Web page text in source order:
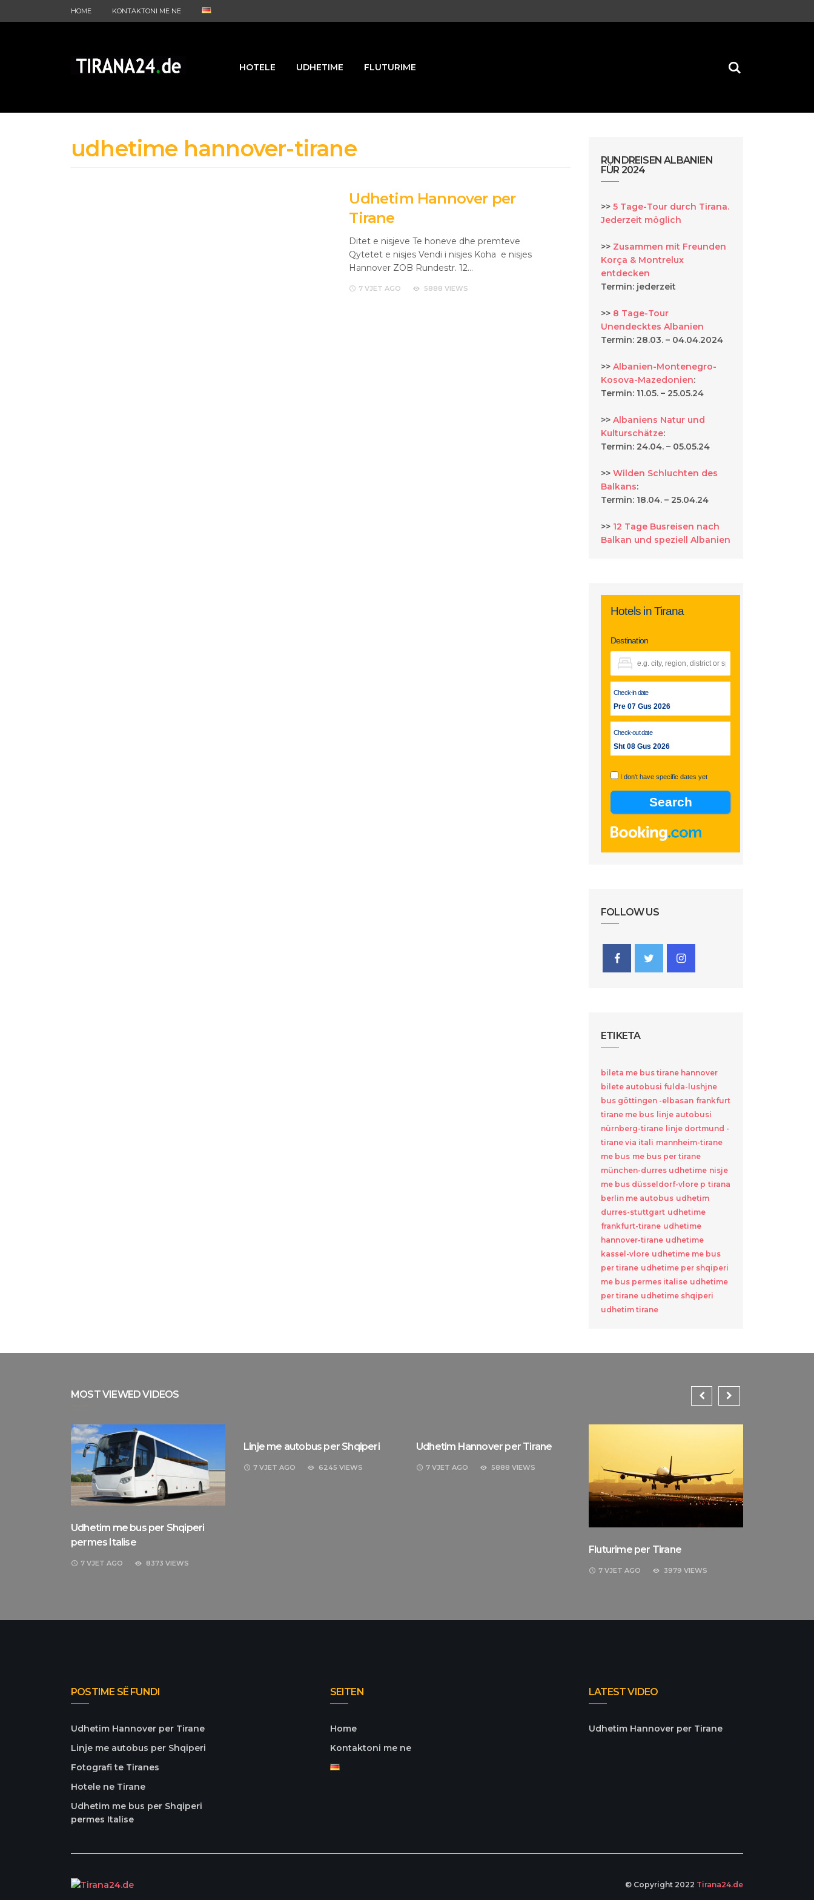
HOME KONTAKTONI ME NE
HOTELE UDHETIME FLUTURIME
udhetime hannover-tirane
Udhetim Hannover per
Tirane
Ditet e nisjeve Te honeve dhe premteve
Qytetet e nisjes Vendi i nisjes Koha e nisjes
Hannover ZOB Rundestr. 12…
7 VJET AGO 5888 VIEWS
RUNDREISEN ALBANIEN
FÜR 2024
>> 5 Tage-Tour durch Tirana.
Jederzeit möglich
>> Zusammen mit Freunden
Korça & Montrelux
entdecken
Termin: jederzeit
>> 8 Tage-Tour
Unendecktes Albanien
Termin: 28.03. – 04.04.2024
>> Albanien-Montenegro-
Kosova-Mazedonien:
Termin: 11.05. – 25.05.24
>> Albaniens Natur und
Kulturschätze:
Termin: 24.04. – 05.05.24
>> Wilden Schluchten des
Balkans:
Termin: 18.04. – 25.04.24
>> 12 Tage Busreisen nach
Balkan und speziell Albanien
Hotels in Tirana
Destination
Check-in date
Pre 07 Gus 2026
Check-out date
Sht 08 Gus 2026
I don't have specific dates yet
FOLLOW US
ETIKETA
bileta me bus tirane hannover
bilete autobusi fulda-lushjne
bus göttingen -elbasan frankfurt
tirane me bus linje autobusi
nürnberg-tirane linje dortmund -
tirane via itali mannheim-tirane
me bus me bus per tirane
münchen-durres udhetime nisje
me bus düsseldorf-vlore p tirana
berlin me autobus udhetim
durres-stuttgart udhetime
frankfurt-tirane udhetime
hannover-tirane udhetime
kassel-vlore udhetime me bus
per tirane udhetime per shqiperi
me bus permes italise udhetime
per tirane udhetime shqiperi
udhetim tirane
MOST VIEWED VIDEOS
Udhetim me bus per Shqiperi
permes Italise
7 VJET AGO 8373 VIEWS
Linje me autobus per Shqiperi
7 VJET AGO 6245 VIEWS
Udhetim Hannover per Tirane
7 VJET AGO 5888 VIEWS
Fluturime per Tirane
7 VJET AGO 3979 VIEWS
POSTIME SË FUNDI
Udhetim Hannover per Tirane
Linje me autobus per Shqiperi
Fotografi te Tiranes
Hotele ne Tirane
Udhetim me bus per Shqiperi
permes Italise
SEITEN
Home
Kontaktoni me ne
LATEST VIDEO
Udhetim Hannover per Tirane
© Copyright 2022 Tirana24.de